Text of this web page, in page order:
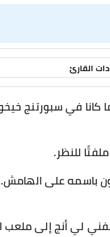
القارئ
في سبورتنج
للنظر.
باسمه على الهامش.
لي أنج إلى